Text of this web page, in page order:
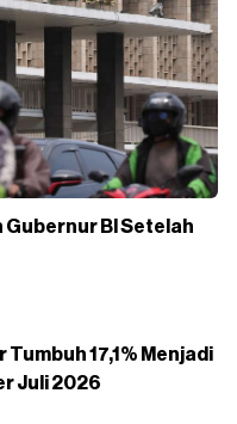
Gubernur BI Setelah
Tumbuh 17,1% Menjadi
Juli 2026